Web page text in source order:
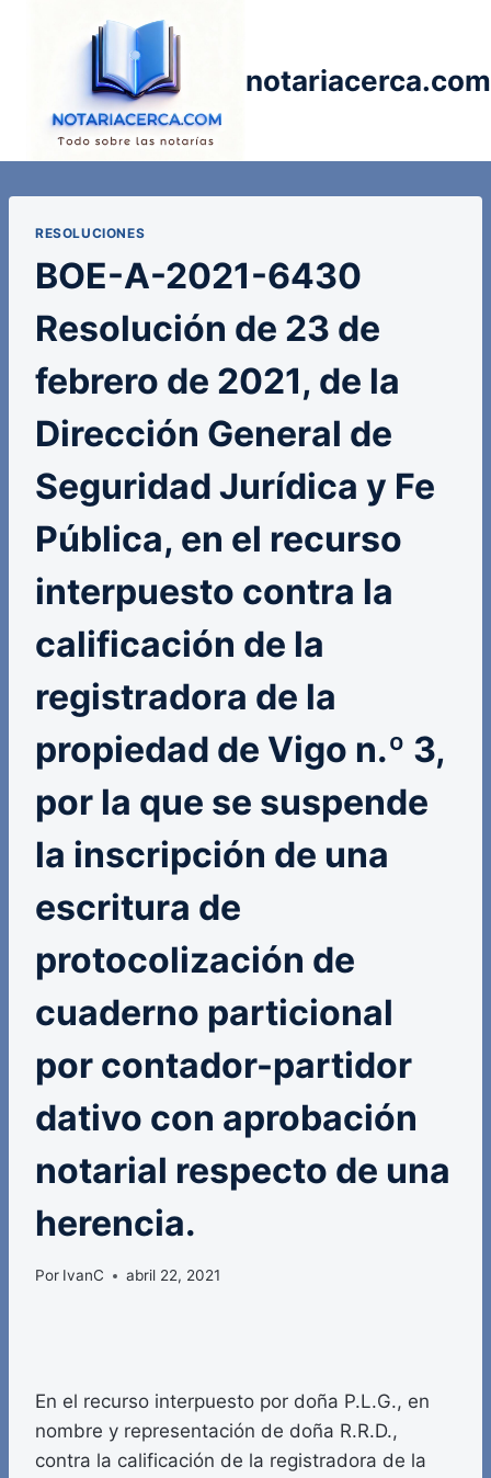
notariacerca.com
RESOLUCIONES
BOE-A-2021-6430
Resolución de 23 de
febrero de 2021, de la
Dirección General de
Seguridad Jurídica y Fe
Pública, en el recurso
interpuesto contra la
calificación de la
registradora de la
propiedad de Vigo n.º 3,
por la que se suspende
la inscripción de una
escritura de
protocolización de
cuaderno particional
por contador-partidor
dativo con aprobación
notarial respecto de una
herencia.
Por IvanC abril 22, 2021
En el recurso interpuesto por doña P.L.G., en
nombre y representación de doña R.R.D.,
contra la calificación de la registradora de la